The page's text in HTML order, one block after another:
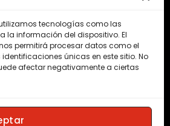
tecnologías como las
la información del dispositivo. El
permitirá procesar datos como el
únicas en este sitio. No
afectar negativamente a ciertas